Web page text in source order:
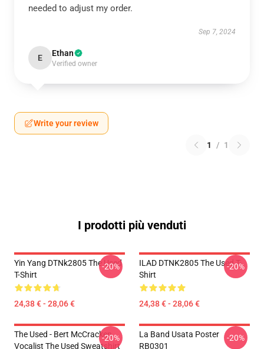
needed to adjust my order.
Sep 7, 2024
E Ethan
Verified owner
Write your review
1 / 1
I prodotti più venduti
Yin Yang DTNk2805 The Used
T-Shirt
24,38 € - 28,06 €
-20%
ILAD DTNK2805 The Used T-
Shirt
24,38 € - 28,06 €
-20%
The Used - Bert McCracken
Vocalist The Used Sweatshirt
-20%
La Band Usata Poster
RB0301
-20%